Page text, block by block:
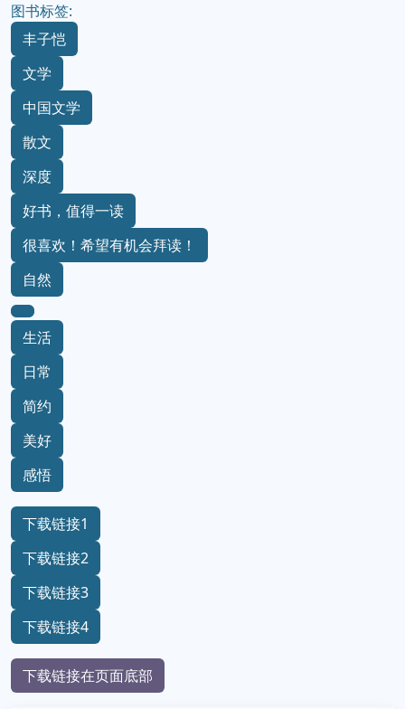
图书标签:
丰子恺
文学
中国文学
散文
深度
好书，值得一读
很喜欢！希望有机会拜读！
自然
生活
日常
简约
美好
感悟
下载链接1
下载链接2
下载链接3
下载链接4
下载链接在页面底部